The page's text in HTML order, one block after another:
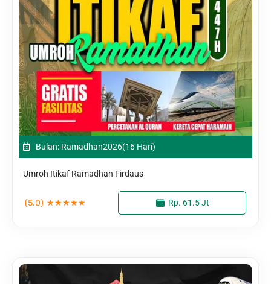
Bulan: Ramadhan2026(16 Hari)
Umroh Itikaf Ramadhan Firdaus
(5.0) ★★★★★ Rp. 61.5 Jt